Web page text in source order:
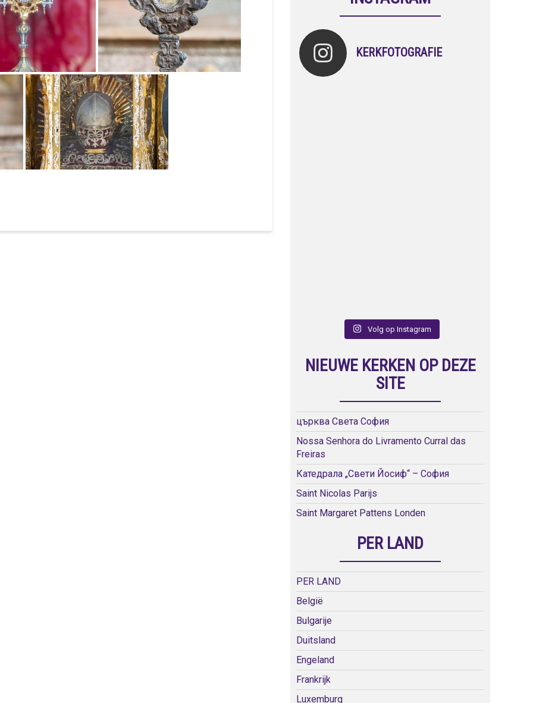
KERKFOTOGRAFIE
Volg op Instagram
NIEUWE KERKEN OP DEZE
SITE
църква Света София
Nossa Senhora do Livramento Curral das
Freiras
Катедрала „Свети Йосиф“ – София
Saint Nicolas Parijs
Saint Margaret Pattens Londen
PER LAND
PER LAND
België
Bulgarije
Duitsland
Engeland
Frankrijk
Luxemburg